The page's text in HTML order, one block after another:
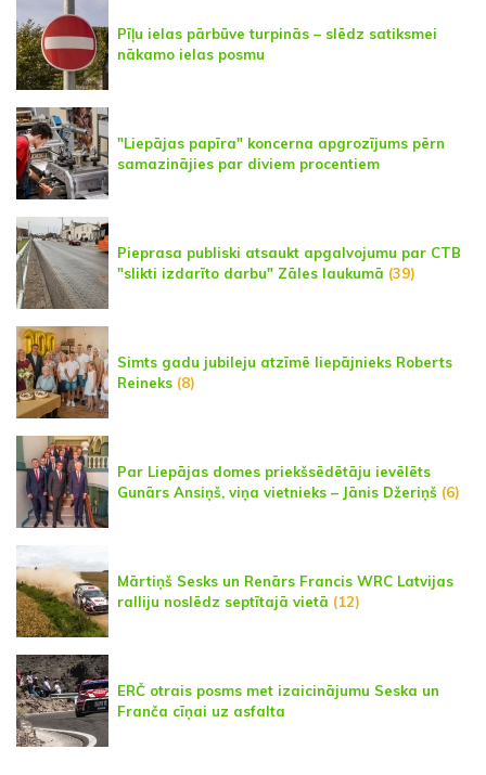
Pīļu ielas pārbūve turpinās – slēdz satiksmei
nākamo ielas posmu
"Liepājas papīra" koncerna apgrozījums pērn
samazinājies par diviem procentiem
Pieprasa publiski atsaukt apgalvojumu par CTB
"slikti izdarīto darbu" Zāles laukumā (39)
Simts gadu jubileju atzīmē liepājnieks Roberts
Reineks (8)
Par Liepājas domes priekšsēdētāju ievēlēts
Gunārs Ansiņš, viņa vietnieks – Jānis Džeriņš (6)
Mārtiņš Sesks un Renārs Francis WRC Latvijas
ralliju noslēdz septītajā vietā (12)
ERČ otrais posms met izaicinājumu Seska un
Franča cīņai uz asfalta